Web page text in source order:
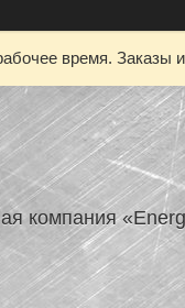
время. Заказы
компания